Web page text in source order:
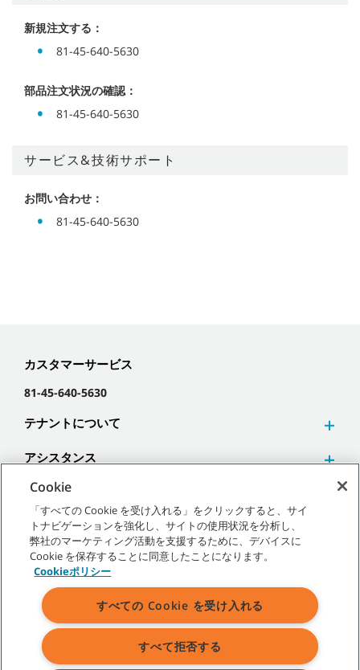
新規注文する：
81-45-640-5630
部品注文状況の確認：
81-45-640-5630
サービス&技術サポート
お問い合わせ：
81-45-640-5630
カスタマーサービス
81-45-640-5630
テナントについて
アシスタンス
©2026テナントカンパニー 無断複写･転載を禁じます。
サイトマップ|一般ポリシー|利用規約|販売条件
表示されている弊社商標およびロゴに関するすべての権利はテナント
Cookie
「すべての Cookie を受け入れる」をクリックすると、サイ
トナビゲーションを強化し、サイトの使用状況を分析し、
弊社のマーケティング活動を支援するために、デバイスに
Cookie を保存することに同意したことになります。
Cookieポリシー
すべての Cookie を受け入れる
すべて拒否する